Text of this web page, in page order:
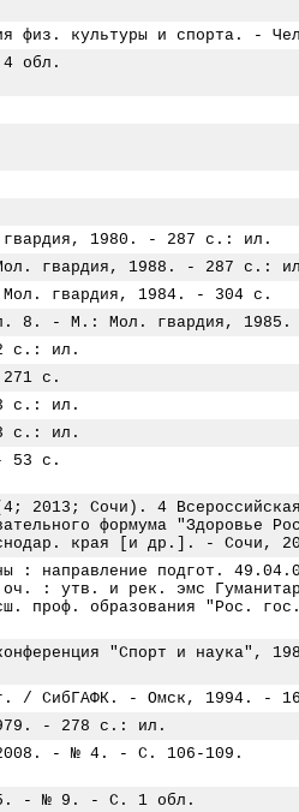
физ. культуры и спорта. -
обл.
1980. - 287 с.: ил.
гвардия, 1988. - 287 с.:
гвардия, 1984. - 304 с.
8. - М.: Мол. гвардия,
с.: ил.
с.
с.: ил.
с.: ил.
53 с.
Сочи). 4
формума
края [и др.]. - Сочи,
: направление подгот.
: утв. и рек. эмс
проф. образования "Рос.
"Спорт и наука",
г. / СибГАФК. - Омск, 1994. -
- 278 с.: ил.
- № 4. - С. 106-109.
- № 9. - С. 1 обл.